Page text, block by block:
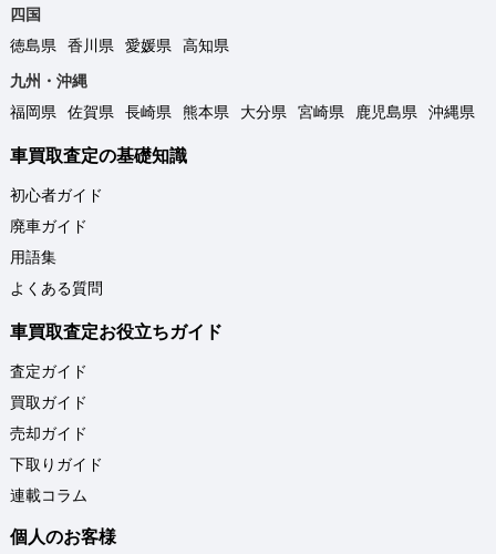
四国
徳島県
香川県 愛媛県
高知県
九州・沖縄
福岡県
佐賀県 長崎県 熊本県 大分県 宮崎県 鹿児島県 沖縄県
車買取査定の基礎知識
初心者ガイド
廃車ガイド
用語集
よくある質問
車買取査定お役立ちガイド
査定ガイド
買取ガイド
売却ガイド
下取りガイド
連載コラム
個人のお客様